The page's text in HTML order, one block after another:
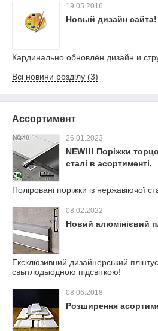
19.05.2016
Новый дизайн сайта!
Кардинально обновлён дизайн и
Всі новини розділу (3)
Ассортимент
26.01.2023
NEW!!! Поріжки
сталі в асортименті.
Поліровані поріжки із нержавіючої
08.02.2022
Новий алюмінієвий
Ексклюзивний дизайнерський
свытлодыодною підсвіткою!
08.06.2018
Розширення